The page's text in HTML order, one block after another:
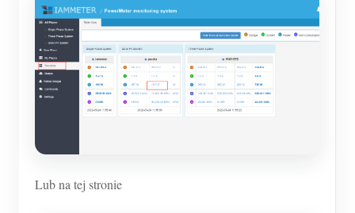
Lub na tej stronie